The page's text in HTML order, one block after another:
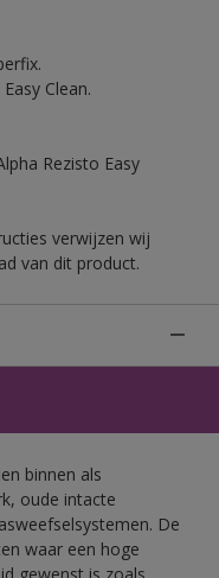
Clean.
Rezisto Easy
verwijzen wij
van dit product.
binnen als
oude intacte
De
waar een hoge